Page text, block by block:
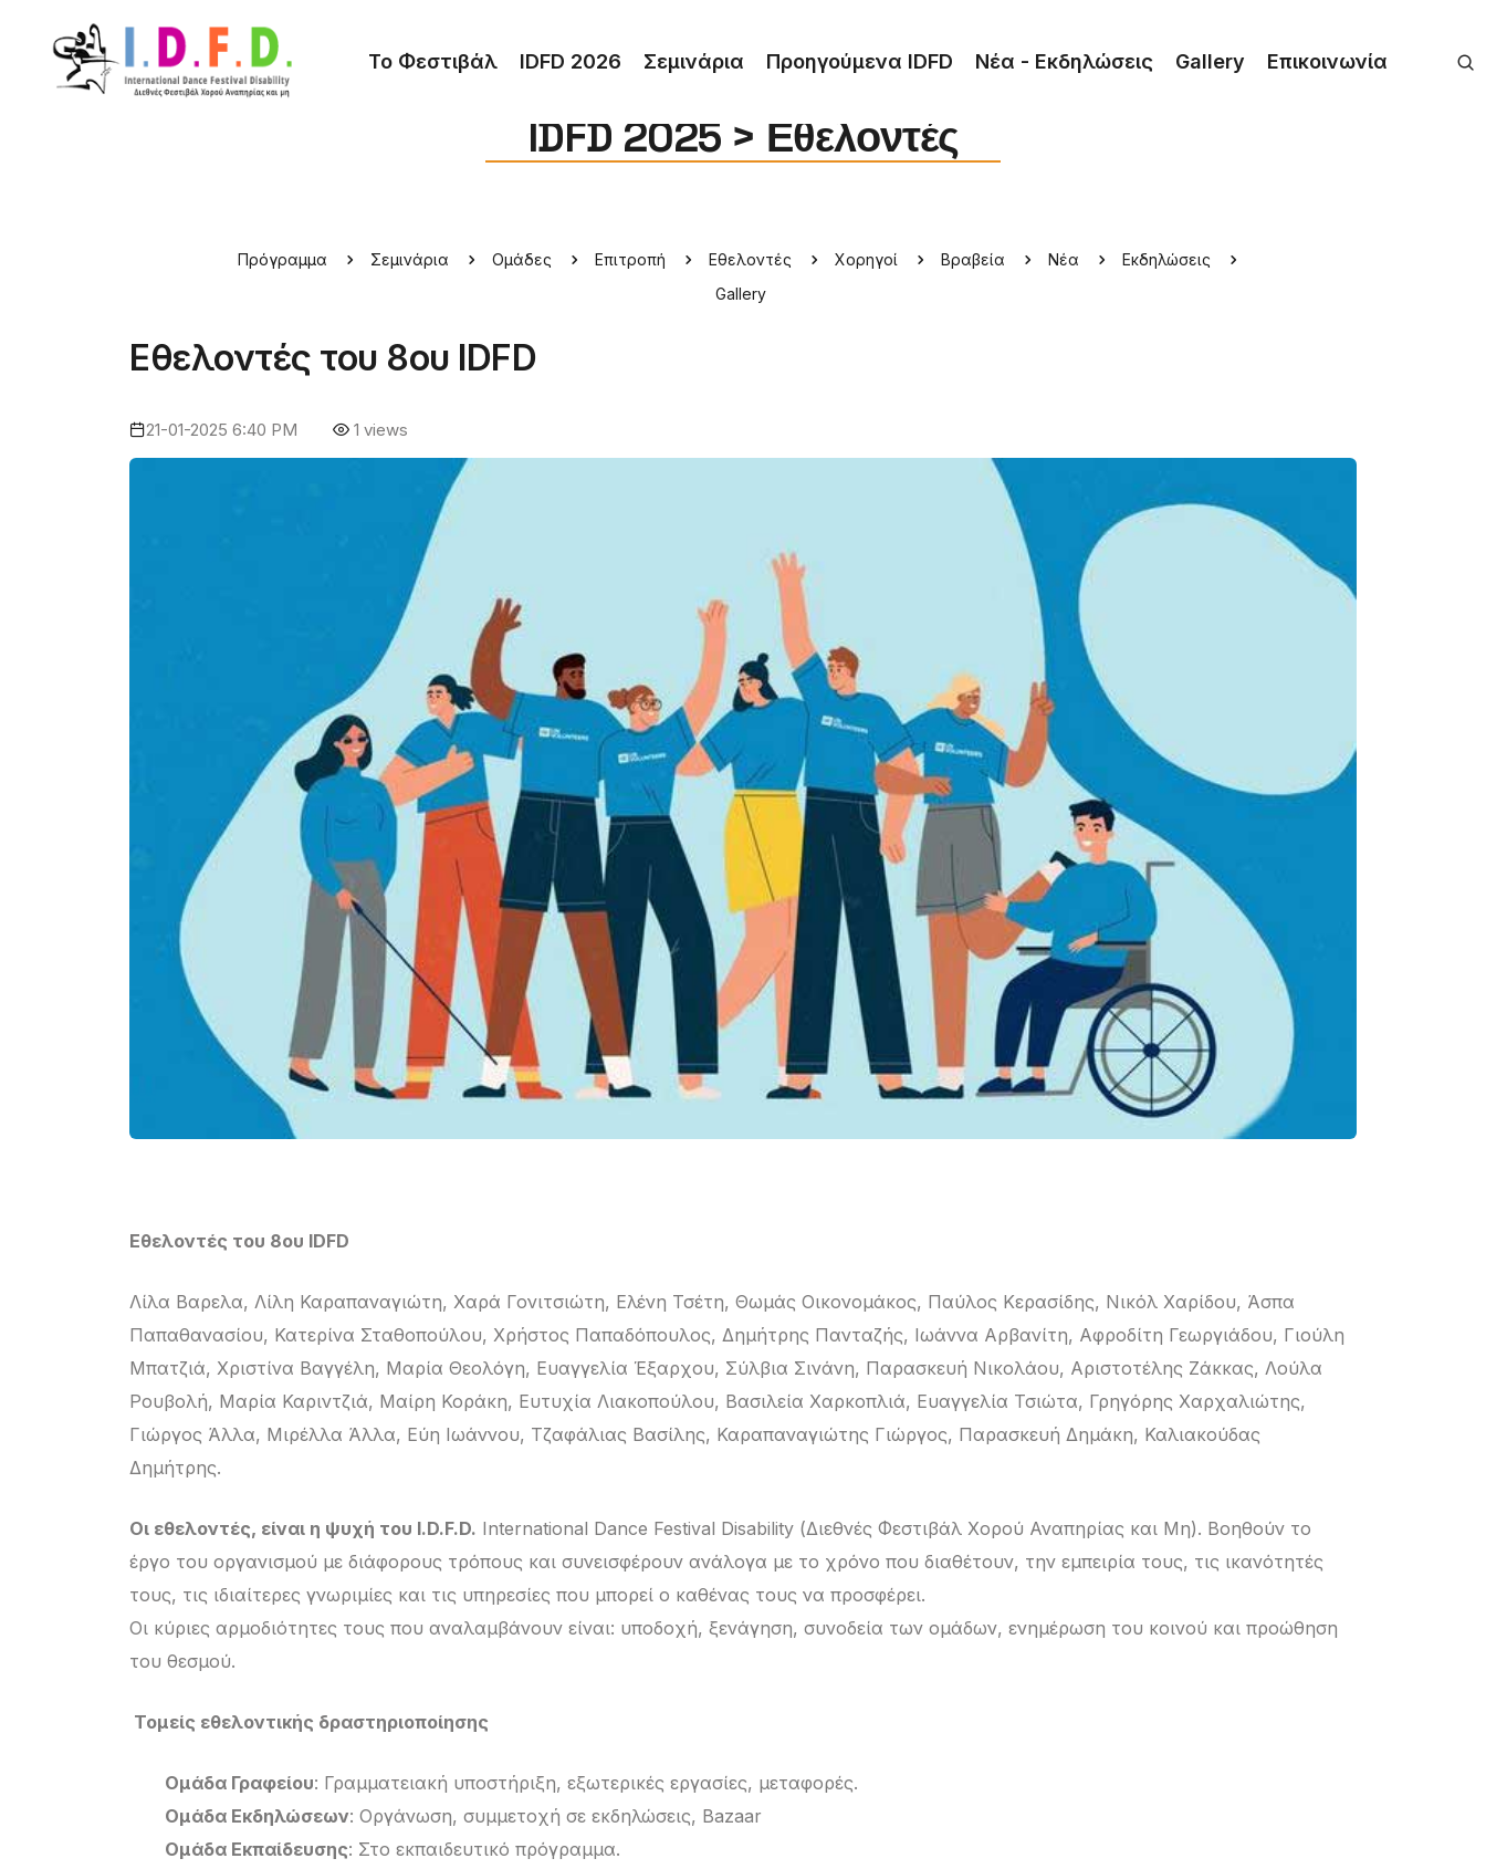
Το Φεστιβάλ IDFD 2026 Σεμινάρια Προηγούμενα IDFD Νέα - Εκδηλώσεις Gallery Επικοινωνία
IDFD 2025 > Εθελοντές
Πρόγραμμα Σεμινάρια Ομάδες Επιτροπή Εθελοντές Χορηγοί Βραβεία Νέα
Εκδηλώσεις
Gallery
Εθελοντές του 8ου IDFD
21-01-2025 6:40 PM 1 views
Εθελοντές του 8ου IDFD
Λίλα Βαρελα, Λίλη Καραπαναγιώτη, Χαρά Γονιτσιώτη, Ελένη Τσέτη, Θωμάς Οικονομάκος, Παύλος Κερασίδης, Νικόλ Χαρίδου, Άσπα
Παπαθανασίου, Κατερίνα Σταθοπούλου, Χρήστος Παπαδόπουλος, Δημήτρης Πανταζής, Ιωάννα Αρβανίτη, Αφροδίτη Γεωργιάδου, Γιούλη
Μπατζιά, Χριστίνα Βαγγέλη, Μαρία Θεολόγη, Ευαγγελία Έξαρχου, Σύλβια Σινάνη, Παρασκευή Νικολάου, Αριστοτέλης Ζάκκας, Λούλα
Ρουβολή, Μαρία Καριντζιά, Μαίρη Κοράκη, Ευτυχία Λιακοπούλου, Bασιλεία Χαρκοπλιά, Ευαγγελία Τσιώτα, Γρηγόρης Χαρχαλιώτης,
Γιώργος Άλλα, Μιρέλλα Άλλα, Εύη Ιωάννου, Tζαφάλιας Βασίλης, Καραπαναγιώτης Γιώργος, Παρασκευή Δημάκη, Καλιακούδας
Δημήτρης.
Οι εθελοντές, είναι η ψυχή του I.D.F.D. International Dance Festival Disability (Διεθνές Φεστιβάλ Χορού Αναπηρίας και Μη). Βοηθούν το
έργο του οργανισμού με διάφορους τρόπους και συνεισφέρουν ανάλογα με το χρόνο που διαθέτουν, την εμπειρία τους, τις ικανότητές
τους, τις ιδιαίτερες γνωριμίες και τις υπηρεσίες που μπορεί ο καθένας τους να προσφέρει.
Οι κύριες αρμοδιότητες τους που αναλαμβάνουν είναι: υποδοχή, ξενάγηση, συνοδεία των ομάδων, ενημέρωση του κοινού και προώθηση
του θεσμού.
Τομείς εθελοντικής δραστηριοποίησης
Ομάδα Γραφείου: Γραμματειακή υποστήριξη, εξωτερικές εργασίες, μεταφορές.
Ομάδα Εκδηλώσεων: Οργάνωση, συμμετοχή σε εκδηλώσεις, Bazaar
Ομάδα Εκπαίδευσης: Στο εκπαιδευτικό πρόγραμμα.